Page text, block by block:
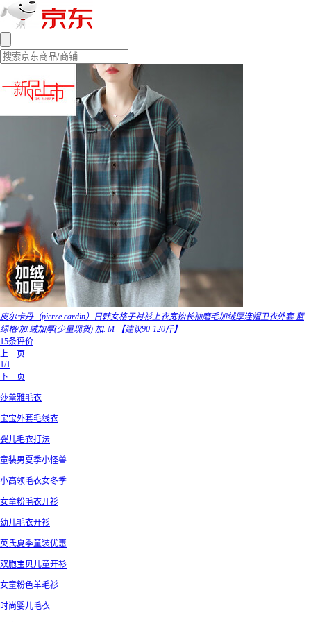
皮尔卡丹（pierre cardin）日韩女格子衬衫上衣宽松长袖磨毛加绒厚连帽卫衣外套 蓝
绿格/加.绒加厚(少量现货) 加. M 【建议90-120斤】
15条评价
上一页
1/1
下一页
莎蕾雅毛衣
宝宝外套毛线衣
婴儿毛衣打法
童装男夏季小怪兽
小高领毛衣女冬季
女童粉毛衣开衫
幼儿毛衣开衫
英氏夏季童装优惠
双胞宝贝儿童开衫
女童粉色羊毛衫
时尚婴儿毛衣